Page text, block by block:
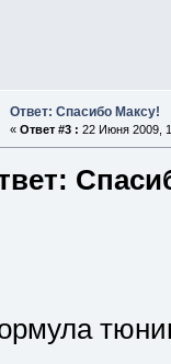
Ответ: Спасибо Максу!
« Ответ #3 : 22 Июня 2009,